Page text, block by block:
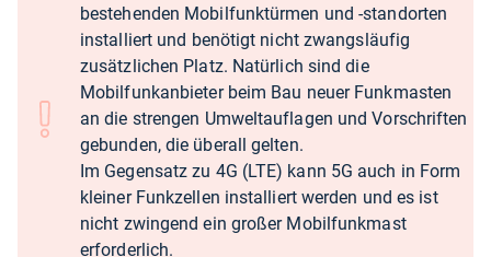
bestehenden Mobilfunktürmen und -standorten
installiert und benötigt nicht zwangsläufig
zusätzlichen Platz. Natürlich sind die
Mobilfunkanbieter beim Bau neuer Funkmasten
an die strengen Umweltauflagen und Vorschriften
gebunden, die überall gelten.
Im Gegensatz zu 4G (LTE) kann 5G auch in Form
kleiner Funkzellen installiert werden und es ist
nicht zwingend ein großer Mobilfunkmast
erforderlich.